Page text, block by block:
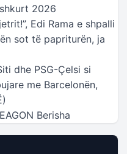
2026
Edi Rama e shpalli
sot të papriturën, ja
dhe PSG-Çelsi si
me Barcelonën,
Berisha